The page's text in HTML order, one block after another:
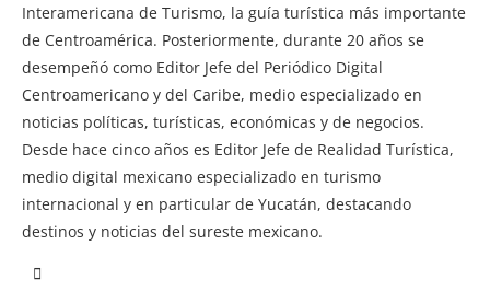
Interamericana de Turismo, la guía turística más importante
de Centroamérica. Posteriormente, durante 20 años se
desempeñó como Editor Jefe del Periódico Digital
Centroamericano y del Caribe, medio especializado en
noticias políticas, turísticas, económicas y de negocios.
Desde hace cinco años es Editor Jefe de Realidad Turística,
medio digital mexicano especializado en turismo
internacional y en particular de Yucatán, destacando
destinos y noticias del sureste mexicano.